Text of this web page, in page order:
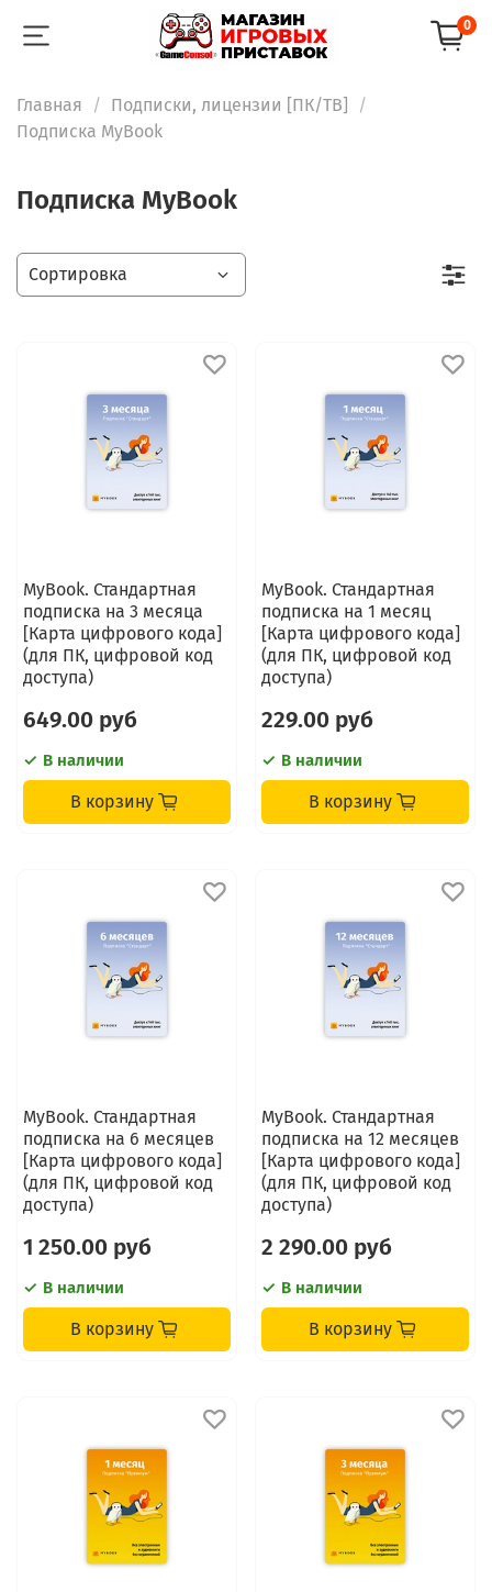
0
Главная
Подписки, лицензии [ПК/ТВ]
Подписка MyBook
Подписка MyBook
MyBook. Стандартная
подписка на 3 месяца
[Карта цифрового кода]
(для ПК, цифровой код
доступа)
649.00 руб
В наличии
В корзину
MyBook. Стандартная
подписка на 1 месяц
[Карта цифрового кода]
(для ПК, цифровой код
доступа)
229.00 руб
В наличии
В корзину
MyBook. Стандартная
подписка на 6 месяцев
[Карта цифрового кода]
(для ПК, цифровой код
доступа)
1 250.00 руб
В наличии
В корзину
MyBook. Стандартная
подписка на 12 месяцев
[Карта цифрового кода]
(для ПК, цифровой код
доступа)
2 290.00 руб
В наличии
В корзину